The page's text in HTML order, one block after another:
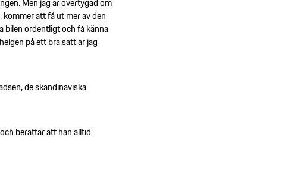
att få ut mer av den
bilen ordentligt och få känna
på ett bra sätt är jag
de skandinaviska
berättar att han alltid